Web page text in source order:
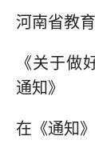
河南省教
《关于做
通知》
在《通知